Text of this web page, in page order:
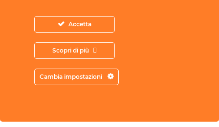
del 7 luglio 2016 e con il monitoraggio
continuo del processo formativo. I corsi
sono tenuti da docenti con esperienza
pluriennale nella formazione e un tutor
online è a disposizione per assistenza o
supporto didattico. L’attestato è valido per
Accetta
Scopri di più
Cambia impostazioni